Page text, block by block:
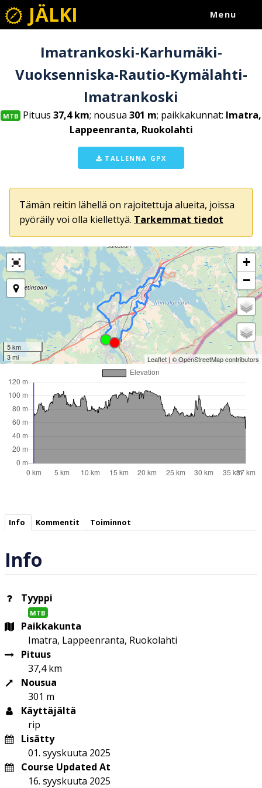
JÄLKI Menu
Imatrankoski-Karhumäki-
Vuoksenniska-Rautio-Kymälahti-
Imatrankoski
MTB Pituus 37,4 km; nousua 301 m; paikkakunnat: Imatra,
Lappeenranta, Ruokolahti
TALLENNA GPX
Tämän reitin lähellä on rajoitettuja alueita, joissa
pyöräily voi olla kiellettyä. Tarkemmat tiedot
+
−
5 km
3 mi
Leaflet | ©OpenStreetMapcontributors
Info Kommentit Toiminnot
Info
Tyyppi
MTB
Paikkakunta
Imatra, Lappeenranta, Ruokolahti
Pituus
37,4 km
Nousua
301 m
Käyttäjältä
rip
Lisätty
01. syyskuuta 2025
Course Updated At
16. syyskuuta 2025